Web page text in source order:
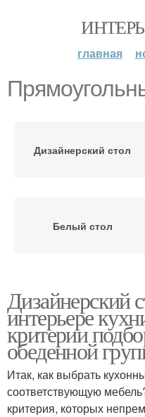
главная
Дизайнерский стол
Белый стол
Кухонный стол
Круглый стол
Дизайнерский
интерьере
критерии
обеденной
Итак, как выбрать
соответствующую
критерия, которых